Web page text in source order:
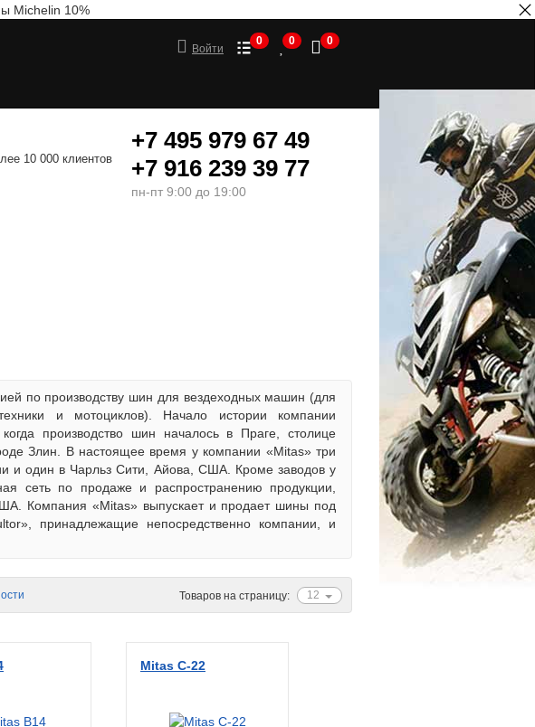
Войти
0 0 0
10 000 клиентов
+7 495 979 67 49
+7 916 239 39 77
пн-пт 9:00 до 19:00
по производству шин для вездеходных машин (для
и мотоциклов). Начало истории компании
производство шин началось в Праге, столице
Злин. В настоящее время у компании «Mitas» три
и один в Чарльз Сити, Айова, США. Кроме заводов у
сеть по продаже и распространению продукции,
Компания «Mitas» выпускает и продает шины под
принадлежащие непосредственно компании, и
12
Товаров на страницу:
Mitas C-22